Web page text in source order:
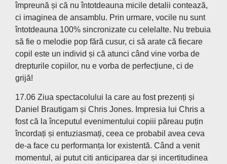
împreună și că nu întotdeauna micile detalii contează,
ci imaginea de ansamblu. Prin urmare, vocile nu sunt
întotdeauna 100% sincronizate cu celelalte. Nu trebuia
să fie o melodie pop fără cusur, ci să arate că fiecare
copil este un individ și că atunci când vine vorba de
drepturile copiilor, nu e vorba de perfecțiune, ci de
grijă!
17.06 Ziua spectacolului la care au fost prezenți și
Daniel Brautigam și Chris Jones. Impresia lui Chris a
fost că la începutul evenimentului copiii păreau puțin
încordați și entuziasmați, ceea ce probabil avea ceva
de-a face cu performanța lor existentă. Când a venit
momentul, ai putut citi anticiparea dar și incertitudinea